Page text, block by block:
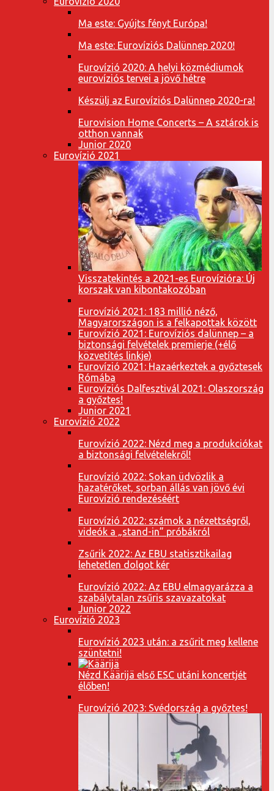
Ma este: Gyújts fényt Európa!
Ma este: Eurovíziós Dalünnep 2020!
Eurovízió 2020: A helyi közmédiumok
eurovíziós tervei a jövő hétre
Készülj az Eurovíziós Dalünnep 2020-ra!
Eurovision Home Concerts – A sztárok is
otthon vannak
Junior 2020
Eurovízió 2021
Visszatekintés a 2021-es Eurovízióra: Új
korszak van kibontakozóban
Eurovízió 2021: 183 millió néző,
Magyarországon is a felkapottak között
Eurovízió 2021: Eurovíziós dalünnep – a
biztonsági felvételek premierje (+élő
közvetítés linkje)
Eurovízió 2021: Hazaérkeztek a győztesek
Rómába
Eurovíziós Dalfesztivál 2021: Olaszország
a győztes!
Junior 2021
Eurovízió 2022
Eurovízió 2022: Nézd meg a produkciókat
a biztonsági felvételekről!
Eurovízió 2022: Sokan üdvözlik a
hazatérőket, sorban állás van jövő évi
Eurovízió rendezéséért
Eurovízió 2022: számok a nézettségről,
videók a „stand-in” próbákról
Zsűrik 2022: Az EBU statisztikailag
lehetetlen dolgot kér
Eurovízió 2022: Az EBU elmagyarázza a
szabálytalan zsűris szavazatokat
Junior 2022
Eurovízió 2023
Eurovízió 2023 után: a zsűrit meg kellene
szüntetni!
Nézd Käärijä első ESC utáni koncertjét
élőben!
Eurovízió 2023: Svédország a győztes!